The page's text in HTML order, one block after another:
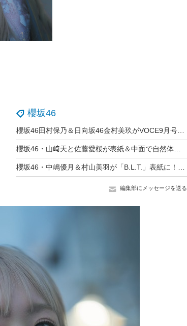
櫻坂46
編集部にメッセージを送る